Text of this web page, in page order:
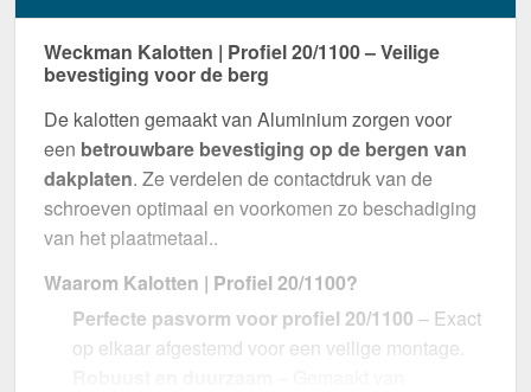
Weckman Kalotten | Profiel 20/1100 – Veilige
bevestiging voor de berg
De kalotten gemaakt van Aluminium zorgen voor
een betrouwbare bevestiging op de bergen van
dakplaten. Ze verdelen de contactdruk van de
schroeven optimaal en voorkomen zo beschadiging
van het plaatmetaal..
Waarom Kalotten | Profiel 20/1100?
Perfecte pasvorm voor profiel 20/1100 – Exact
op elkaar afgestemd voor een veilige montage.